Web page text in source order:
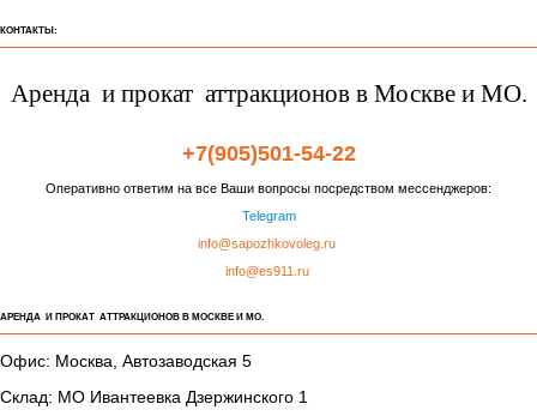
КОНТАКТЫ:
Аренда и прокат аттракционов в Москве и МО.
+7(905)501-54-22
Оперативно ответим на все Ваши вопросы посредством мессенджеров:
Telegram
info@sapozhkovoleg.ru
info@es911.ru
АРЕНДА И ПРОКАТ АТТРАКЦИОНОВ В МОСКВЕ И МО.
Офис: Москва, Автозаводская 5
Склад: МО Ивантеевка Дзержинского 1